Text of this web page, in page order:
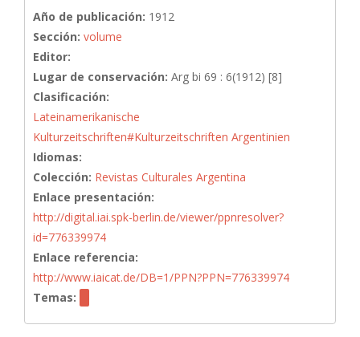
Año de publicación: 1912
Sección: volume
Editor:
Lugar de conservación: Arg bi 69 : 6(1912) [8]
Clasificación:
Lateinamerikanische
Kulturzeitschriften#Kulturzeitschriften Argentinien
Idiomas:
Colección: Revistas Culturales Argentina
Enlace presentación:
http://digital.iai.spk-berlin.de/viewer/ppnresolver?
id=776339974
Enlace referencia:
http://www.iaicat.de/DB=1/PPN?PPN=776339974
Temas: